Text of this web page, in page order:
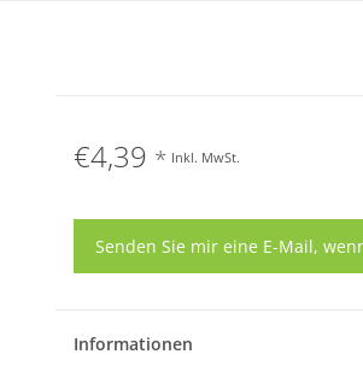
€4,39 * Inkl. MwSt.
Senden Sie mir eine E-Mail,
Informationen